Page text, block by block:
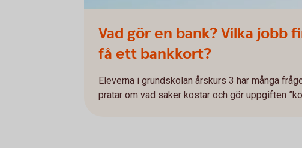
Vad gör en bank? Vilka jobb
få ett bankkort?
Eleverna i grundskolan årskurs 3 har många
pratar om vad saker kostar och gör uppgiften